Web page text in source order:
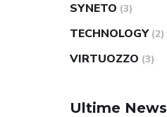
SYNETO (3)
TECHNOLOGY (2)
VIRTUOZZO (3)
Ultime News